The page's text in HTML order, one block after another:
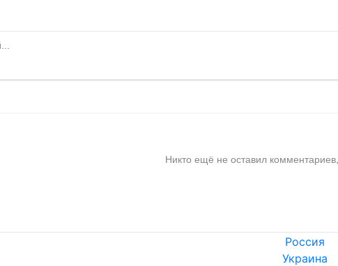
Никто ещё не оставил
Россия
Украина